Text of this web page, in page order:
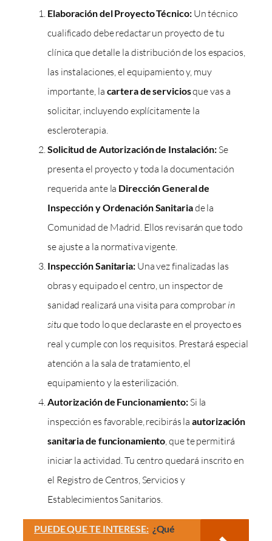
Elaboración del Proyecto Técnico:Un técnico
cualificado debe redactar un proyecto de tu
clínica que detalle la distribución de los espacios,
las instalaciones, el equipamiento y, muy
importante, la cartera de serviciosque vas a
solicitar, incluyendo explícitamente la
escleroterapia.
Solicitud de Autorización de Instalación:Se
presenta el proyecto y toda la documentación
requerida ante la Dirección General de
Inspección y Ordenación Sanitariade la
Comunidad de Madrid. Ellos revisarán que todo
se ajuste a la normativa vigente.
Inspección Sanitaria:Una vez finalizadas las
obras y equipado el centro, un inspector de
sanidad realizará una visita para comprobar in
situque todo lo que declaraste en el proyecto es
real y cumple con los requisitos. Prestará especial
atención a la sala de tratamiento, el
equipamiento y la esterilización.
Autorización de Funcionamiento:Si la
inspección es favorable, recibirás laautorización
sanitaria de funcionamiento, que te permitirá
iniciar la actividad. Tu centro quedará inscrito en
el Registro de Centros, Servicios y
Establecimientos Sanitarios.
PUEDE QUE TE INTERESE: ¿Qué